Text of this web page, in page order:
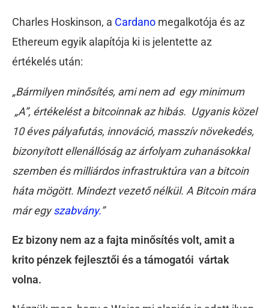
Charles Hoskinson, a Cardano megalkotója és az
Ethereum egyik alapítója ki is jelentette az
értékelés után:
„Bármilyen minősítés, ami nem ad egy minimum
„A”, értékelést a bitcoinnak az hibás. Ugyanis közel
10 éves pályafutás, innováció, masszív növekedés,
bizonyított ellenállóság az árfolyam zuhanásokkal
szemben és milliárdos infrastruktúra van a bitcoin
háta mögött. Mindezt vezető nélkül. A Bitcoin mára
már egyszabvány.”
Ez bizony nem az a fajta minősítés volt, amit a
krito pénzek fejlesztői és a támogatói vártak
volna.